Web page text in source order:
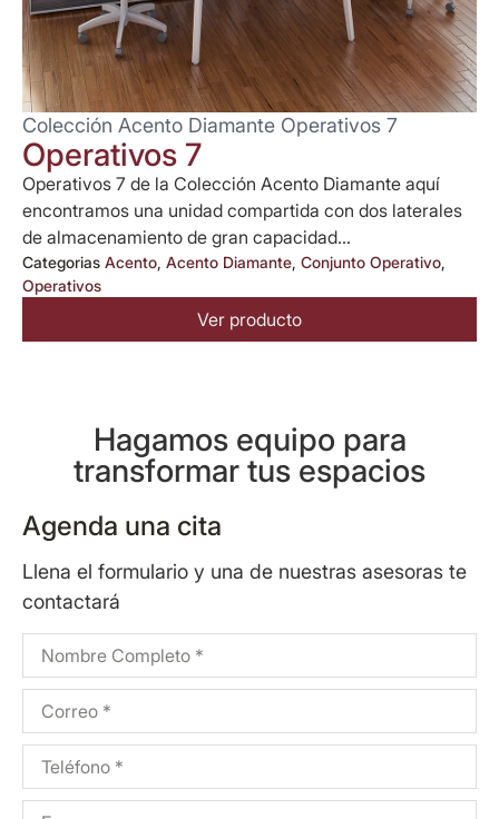
Colección Acento Diamante Operativos 7
Operativos 7
Operativos 7 de la Colección Acento Diamante aquí
encontramos una unidad compartida con dos laterales
de almacenamiento de gran capacidad...
Categorias Acento, Acento Diamante, Conjunto Operativo,
Operativos
Ver producto
Hagamos equipo para
transformar tus espacios
Agenda una cita
Llena el formulario y una de nuestras asesoras te
contactará